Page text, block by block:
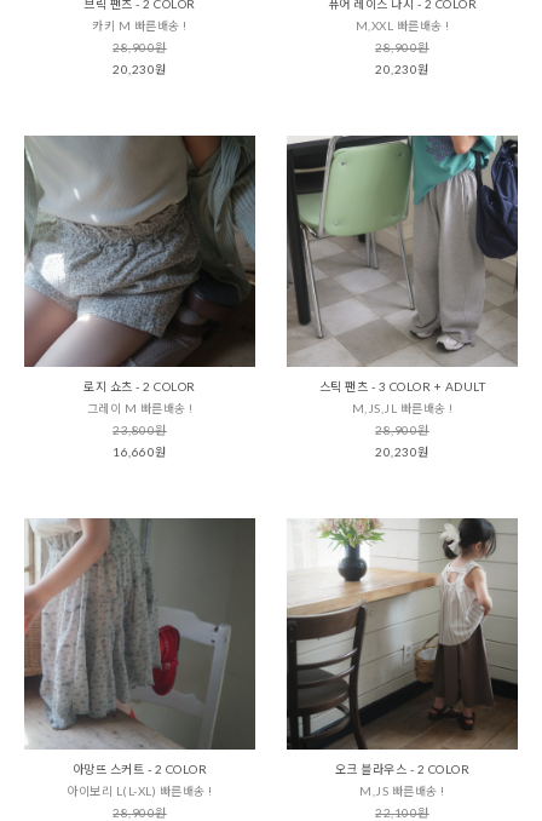
브릭 팬츠 - 2 COLOR
카키 M 빠른배송 !
28,900원
20,230원
퓨어 레이스 나시 - 2 COLOR
M,XXL 빠른배송 !
28,900원
20,230원
로지 쇼츠 - 2 COLOR
그레이 M 빠른배송 !
23,800원
16,660원
스틱 팬츠 - 3 COLOR + ADULT
M,JS,JL 빠른배송 !
28,900원
20,230원
아망뜨 스커트 - 2 COLOR
아이보리 L(L-XL) 빠른배송 !
28,900원
오크 블라우스 - 2 COLOR
M,JS 빠른배송 !
22,100원